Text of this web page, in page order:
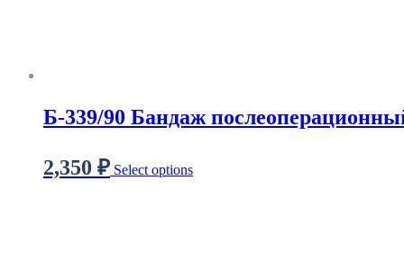
Б-339/90 Бандаж
2,350 ₽ Select options